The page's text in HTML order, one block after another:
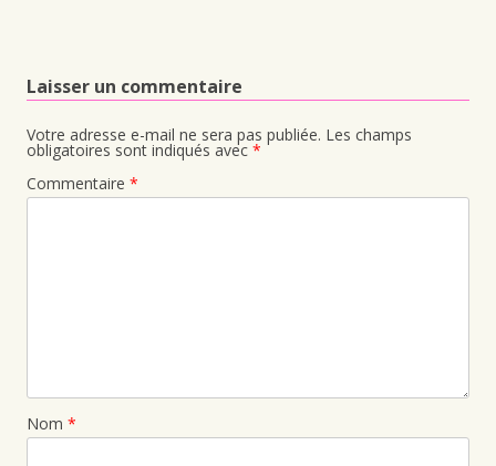
Laisser un commentaire
Votre adresse e-mail ne sera pas publiée. Les champs
obligatoires sont indiqués avec *
Commentaire *
Nom *